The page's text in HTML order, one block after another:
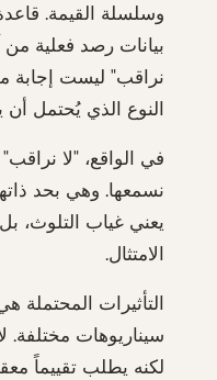
وسلسلة القيمة.
نراقب" ليست إجابة
النوع الذي يُحتمل أن
في الواقع، "لا
نسمعها. وهي بحد
يعني غياب التلوث،
الامتثال.
التأثيرات
لكنه يطلب تقييماً